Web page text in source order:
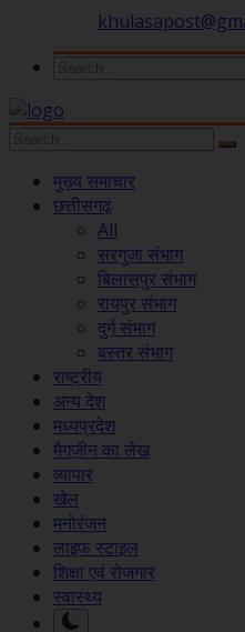
मुख्य समाचार
छत्तीसगढ़
All
सरगुजा संभाग
बिलासपुर संभाग
रायपुर संभाग
दुर्ग संभाग
बस्तर संभाग
राष्ट्रीय
अन्य देश
मध्यप्रदेश
मैगज़ीन का लेख
व्यापार
खेल
मनोरंजन
लाइफ स्टाइल
शिक्षा एवं रोजगार
स्वास्थ्य